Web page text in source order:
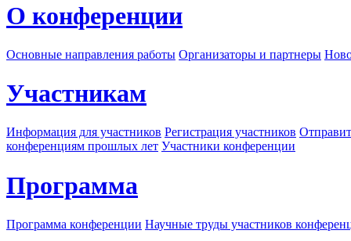
О конференции
Основные направления работы Организаторы и партнеры
Участникам
Информация для участников Регистрация участников
конференциям прошлых лет Участники конференции
Программа
Программа конференции Научные труды участников